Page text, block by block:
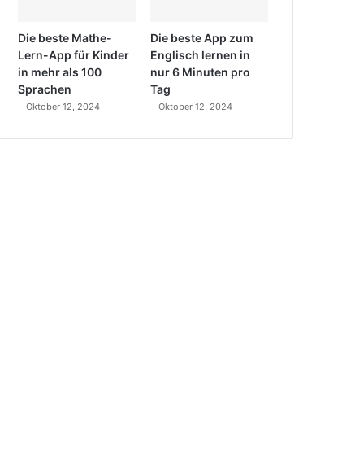
Die beste Mathe-
Lern-App für Kinder
in mehr als 100
Sprachen
Oktober 12, 2024
Die beste App zum
Englisch lernen in
nur 6 Minuten pro
Tag
Oktober 12, 2024